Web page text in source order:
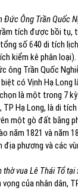
Đức Ông Trần Quốc
tích được bồi
số 640 di tích
kiểm kê phân
Trần Quốc
có Vịnh Hạ
là một trong 7
Hạ Long, là di
một gò đất bằng
năm 1821 và năm
phương và các
vua Lê Thái Tổ tại
của nhân dân,